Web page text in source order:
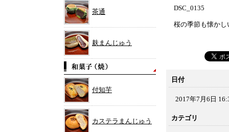
茶通
麸まんじゅう
付知芋
カステラまんじゅう
DSC_0135
桜の季節も懐かし
日付
2017年7月6日
カテゴリ